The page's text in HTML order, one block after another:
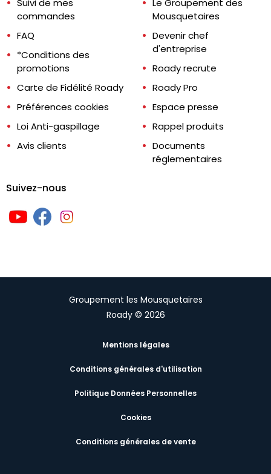
Suivi de mes
commandes
FAQ
*Conditions des
promotions
Carte de Fidélité Roady
Préférences cookies
Loi Anti-gaspillage
Avis clients
Le Groupement des
Mousquetaires
Devenir chef
d'entreprise
Roady recrute
Roady Pro
Espace presse
Rappel produits
Documents
réglementaires
Suivez-nous
Groupement les Mousquetaires
Roady © 2026
Mentions légales
Conditions générales d'utilisation
Politique Données Personnelles
Cookies
Conditions générales de vente